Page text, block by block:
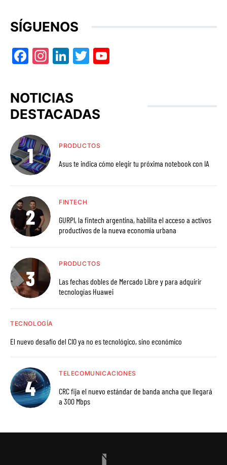
SÍGUENOS
Facebook
Instagram
LinkedIn
Twitter
NOTICIAS
DESTACADAS
PRODUCTOS
Asus te indica cómo elegir tu próxima notebook con IA
FINTECH
GURPI, la fintech argentina, habilita el acceso a activos
productivos de la nueva economía urbana
PRODUCTOS
Las fechas dobles de Mercado Libre y para adquirir
tecnologías Huawei
TECNOLOGÍA
El nuevo desafío del CIO ya no es tecnológico, sino económico
TELECOMUNICACIONES
CRC fija el nuevo estándar de banda ancha que llegará
a 300 Mbps